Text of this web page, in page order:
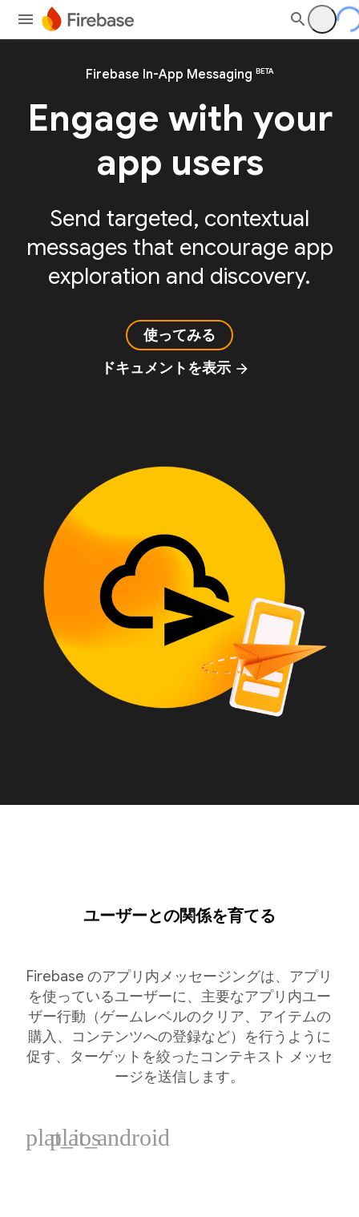
Firebase In-App Messaging BETA
Engage with your
app users
Send targeted, contextual
messages that encourage app
exploration and discovery.
使ってみる
ドキュメントを表示 arrow_forward
ユーザーとの関係を育てる
Firebase のアプリ内メッセージングは、アプリ
を使っているユーザーに、主要なアプリ内ユー
ザー行動（ゲームレベルのクリア、アイテムの
購入、コンテンツへの登録など）を行うように
促す、ターゲットを絞ったコンテキスト メッセ
ージを送信します。
plat_ios
plat_android